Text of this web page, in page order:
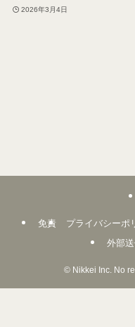
2026年3月4日
免責 プライバシーポ
外部
©Nikkei Inc. No